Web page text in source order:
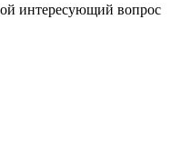
интересующий вопрос